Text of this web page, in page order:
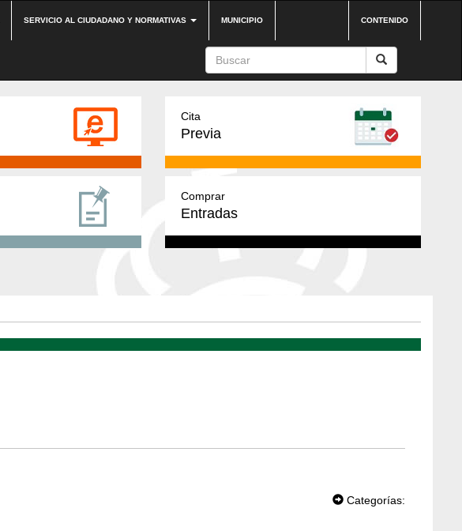
SERVICIO AL CIUDADANO Y NORMATIVAS MUNICIPIO CONTENIDO
Cita
Previa
Comprar
Entradas
Categorías: